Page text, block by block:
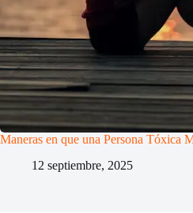
Maneras en que una Persona Tóxica
12 septiembre, 2025